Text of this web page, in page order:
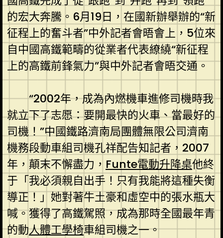
的宏大奔騰。6月19日，在國新辦舉辦的“新
征程上的奮斗者”中外記者會晤會上，5位來
自中國高鐵範疇的從業者代表繚繞“新征程
上的高鐵前鋒氣力”與中外記者會晤交通。
“2002年，成為內燃機車進修司機時我
就立下了志愿：要開最快的火車、當最好的
司機！”中國鐵路濟南局團體無限公司濟南
機務段動車組司機孔祥配告知記者，2007
年，顛末不懈盡力， Funte電動升降桌他終
于「我必須親自出手！只有我能將這種失衡
導正！」她對著牛土豪和虛空中的張水瓶大
喊。獲得了高鐵駕照，成為那時全國最年青
的動人體工學椅車組司機之一。